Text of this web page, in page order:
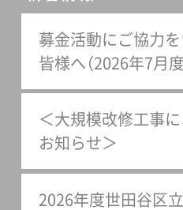
募金活動にご協力
皆様へ（2026年7月度
＜大規模改修工事
お知らせ＞
2026年度世田谷区